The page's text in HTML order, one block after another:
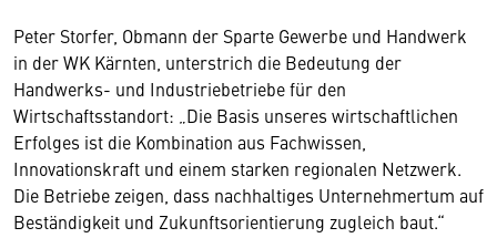
Peter Storfer, Obmann der Sparte Gewerbe und Handwerk
in der WK Kärnten, unterstrich die Bedeutung der
Handwerks- und Industriebetriebe für den
Wirtschaftsstandort: „Die Basis unseres wirtschaftlichen
Erfolges ist die Kombination aus Fachwissen,
Innovationskraft und einem starken regionalen Netzwerk.
Die Betriebe zeigen, dass nachhaltiges Unternehmertum auf
Beständigkeit und Zukunftsorientierung zugleich baut.“